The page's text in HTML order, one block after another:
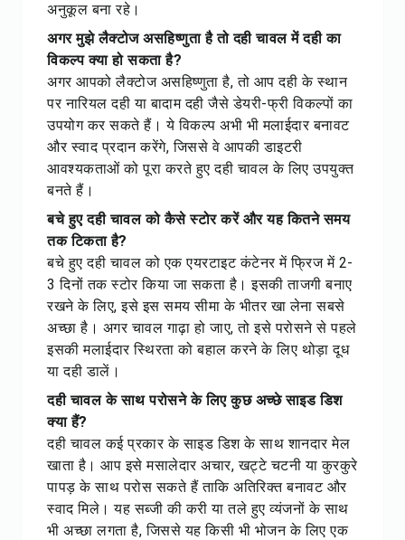
अनुकूल बना रहे।
अगर मुझे लैक्टोज असहिष्णुता है तो दही चावल में दही का
विकल्प क्या हो सकता है?
अगर आपको लैक्टोज असहिष्णुता है, तो आप दही के स्थान
पर नारियल दही या बादाम दही जैसे डेयरी-फ्री विकल्पों का
उपयोग कर सकते हैं। ये विकल्प अभी भी मलाईदार बनावट
और स्वाद प्रदान करेंगे, जिससे वे आपकी डाइटरी
आवश्यकताओं को पूरा करते हुए दही चावल के लिए उपयुक्त
बनते हैं।
बचे हुए दही चावल को कैसे स्टोर करें और यह कितने समय
तक टिकता है?
बचे हुए दही चावल को एक एयरटाइट कंटेनर में फ्रिज में 2-
3 दिनों तक स्टोर किया जा सकता है। इसकी ताजगी बनाए
रखने के लिए, इसे इस समय सीमा के भीतर खा लेना सबसे
अच्छा है। अगर चावल गाढ़ा हो जाए, तो इसे परोसने से पहले
इसकी मलाईदार स्थिरता को बहाल करने के लिए थोड़ा दूध
या दही डालें।
दही चावल के साथ परोसने के लिए कुछ अच्छे साइड डिश
क्या हैं?
दही चावल कई प्रकार के साइड डिश के साथ शानदार मेल
खाता है। आप इसे मसालेदार अचार, खट्टे चटनी या कुरकुरे
पापड़ के साथ परोस सकते हैं ताकि अतिरिक्त बनावट और
स्वाद मिले। यह सब्जी की करी या तले हुए व्यंजनों के साथ
भी अच्छा लगता है, जिससे यह किसी भी भोजन के लिए एक